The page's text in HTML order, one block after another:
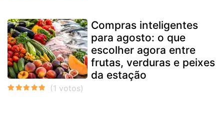
Compras inteligentes
para agosto: o que
escolher agora entre
frutas, verduras e peixes
da estação